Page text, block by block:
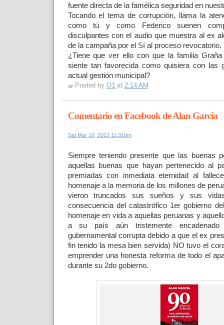
fuente directa de la famélica seguridad en
Tocando el tema de corrupción, llama la
como tú y como Federico suenen
disculpantes con el audio que muestra al ex
de la campaña por el Sí al proceso revocatorio.
¿Tiene que ver ello con que la familia
siente tan favorecida como quisiera con las
actual gestión municipal?
Posted by O1 at 2:14 AM
Comentario en Facebook de Alan García
Sat Mar 16, 2013 11:31pm
Siempre teniendo presente que las buenas
aquellas buenas que hayan pertenecido al
premiadas con inmediata eternidad al
homenaje a la memoria de los millones de
vieron truncados sus sueños y sus
consecuencia del catastrófico 1er gobierno
homenaje en vida a aquellas peruanas y
a su país aún tristemente
gubernamental corrupta debido a que el ex
fin tenido la mesa bien servida) NO tuvo el
emprender una honesta reforma de todo el
durante su 2do gobierno.